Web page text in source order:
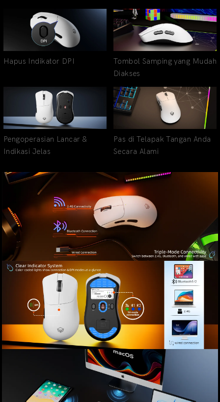
Hapus Indikator DPI
Tombol Samping yang Mudah
Diakses
Pengoperasian Lancar &
Indikasi Jelas
Pas di Telapak Tangan Anda
Secara Alami